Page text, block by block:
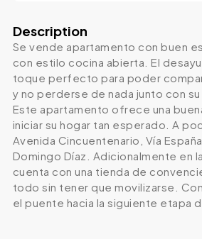
Description
Se vende apartamento con buen
con estilo cocina abierta. El
toque perfecto para poder
y no perderse de nada junto con su
Este apartamento ofrece una
iniciar su hogar tan esperado. A
Avenida Cincuentenario, Vía
Domingo Díaz. Adicionalmente en
cuenta con una tienda de
todo sin tener que movilizarse.
el puente hacia la siguiente etapa